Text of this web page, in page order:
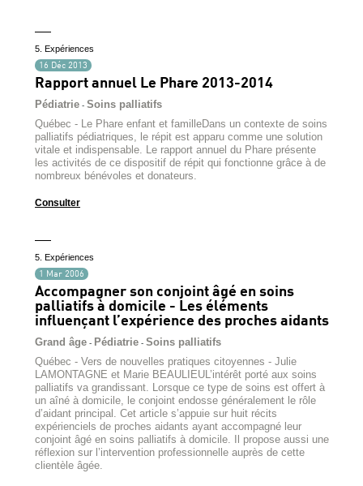
5. Expériences
16 Déc 2013
Rapport annuel Le Phare 2013-2014
Pédiatrie -Soins palliatifs
Québec - Le Phare enfant et familleDans un contexte de soins
palliatifs pédiatriques, le répit est apparu comme une solution
vitale et indispensable. Le rapport annuel du Phare présente
les activités de ce dispositif de répit qui fonctionne grâce à de
nombreux bénévoles et donateurs.
Consulter
5. Expériences
1 Mar 2006
Accompagner son conjoint âgé en soins
palliatifs à domicile - Les éléments
influençant l’expérience des proches aidants
Grand âge - Pédiatrie -Soins palliatifs
Québec - Vers de nouvelles pratiques citoyennes - Julie
LAMONTAGNE et Marie BEAULIEUL’intérêt porté aux soins
palliatifs va grandissant. Lorsque ce type de soins est offert à
un aîné à domicile, le conjoint endosse généralement le rôle
d’aidant principal. Cet article s’appuie sur huit récits
expérienciels de proches aidants ayant accompagné leur
conjoint âgé en soins palliatifs à domicile. Il propose aussi une
réflexion sur l’intervention professionnelle auprès de cette
clientèle âgée.